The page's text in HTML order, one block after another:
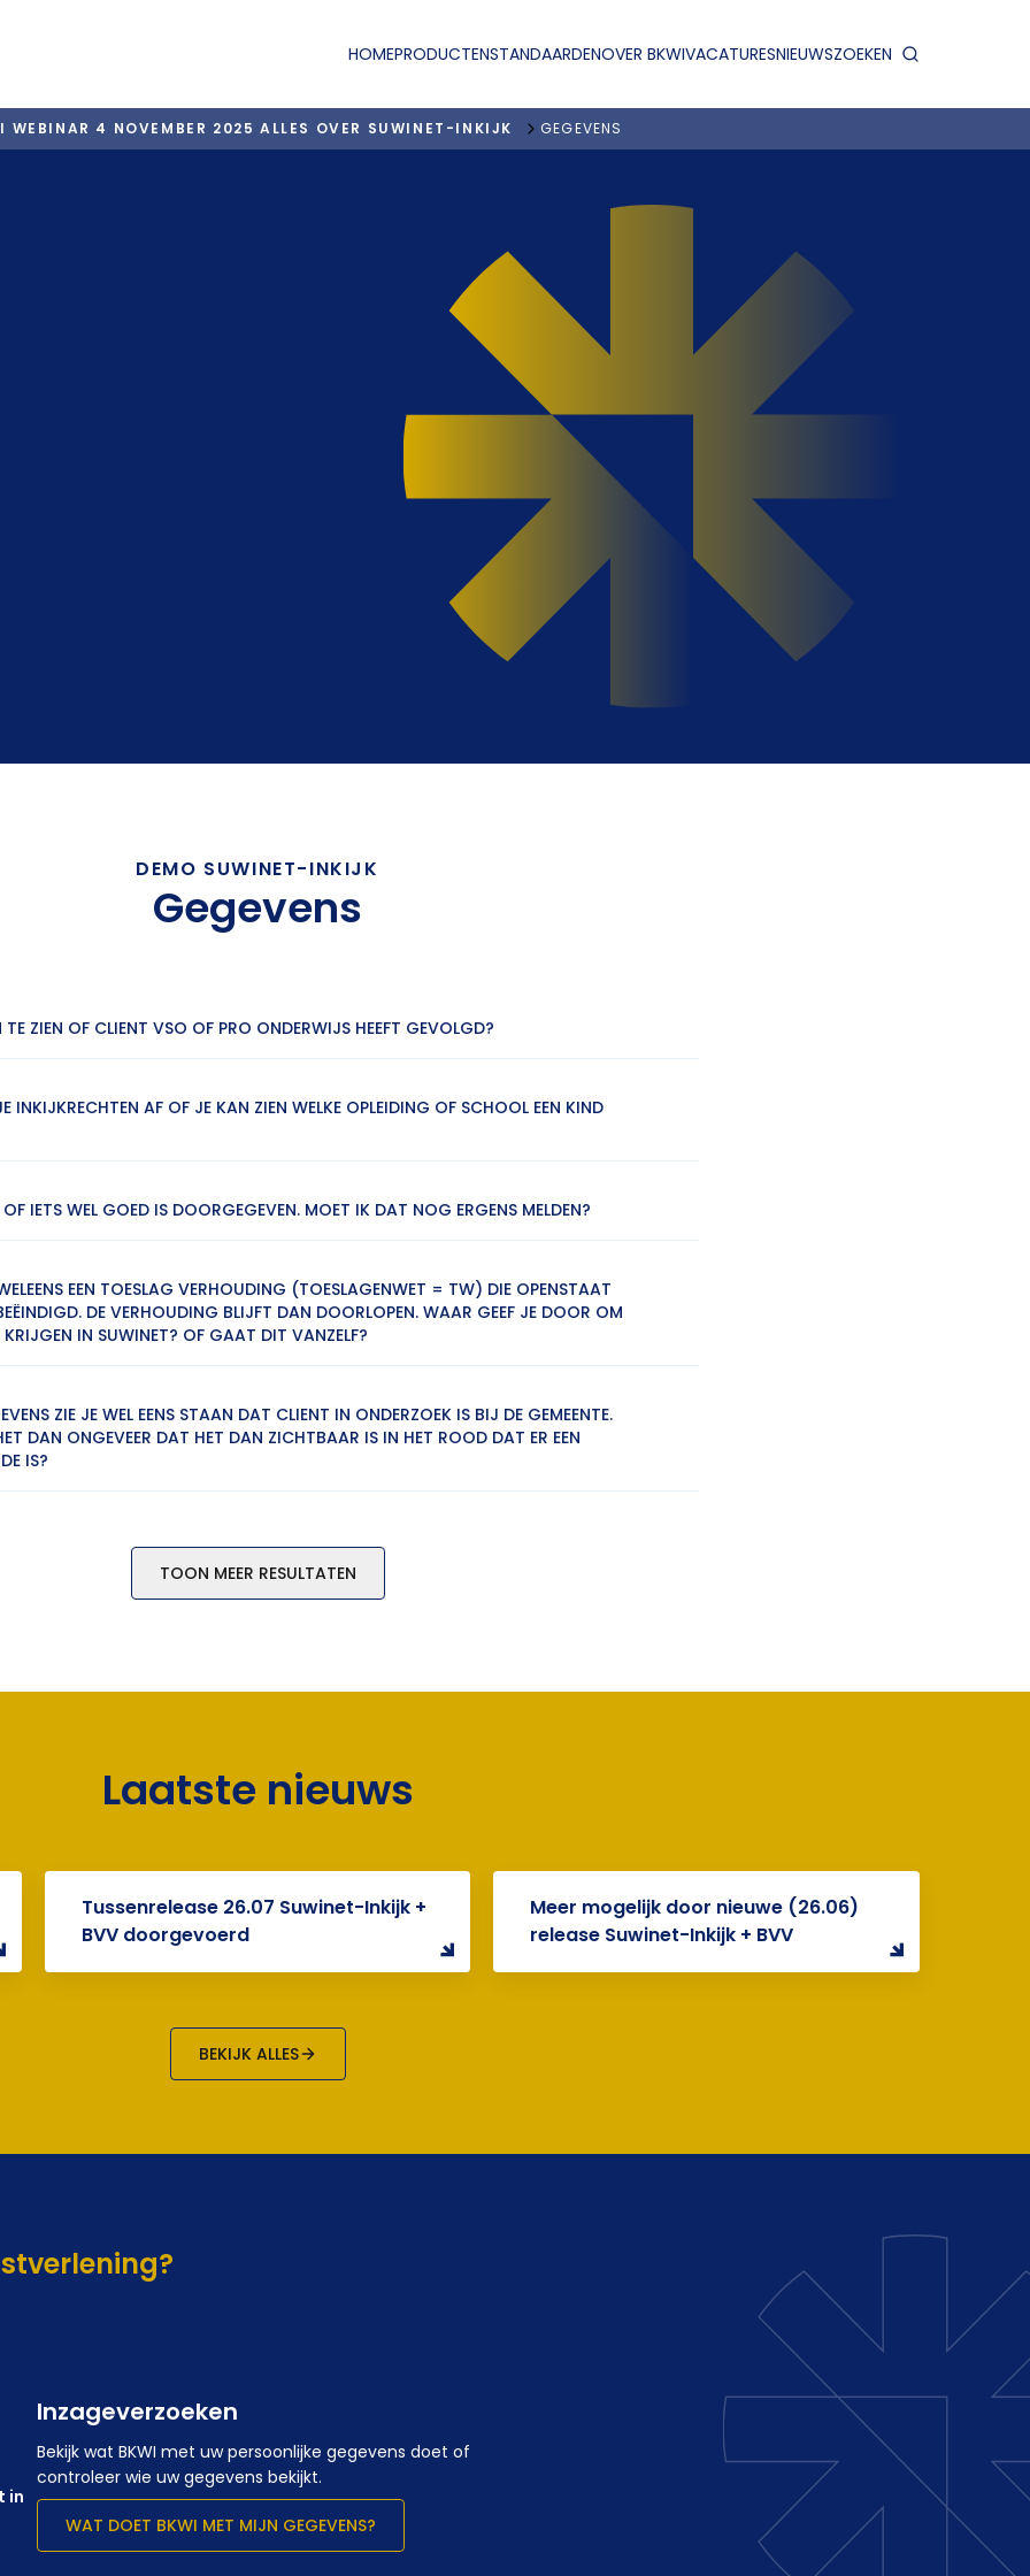
HOMEPRODUCTENSTANDAARDENOVER BKWIVACATURESNIEUWSZOEKEN
WEBINAR 4 NOVEMBER 2025 ALLES OVER SUWINET-INKIJK GEGEVENS
DEMO SUWINET-INKIJK
Gegevens
TE ZIEN OF CLIENT VSO OF PRO ONDERWIJS HEEFT GEVOLGD?
INKIJKRECHTEN AF OF JE KAN ZIEN WELKE OPLEIDING OF SCHOOL EEN KIND
IETS WEL GOED IS DOORGEGEVEN. MOET IK DAT NOG ERGENS MELDEN?
EEN TOESLAG VERHOUDING (TOESLAGENWET = TW) DIE OPENSTAAT
DE VERHOUDING BLIJFT DAN DOORLOPEN. WAAR GEEF JE DOOR OM
KRIJGEN IN SUWINET? OF GAAT DIT VANZELF?
ZIE JE WEL EENS STAAN DAT CLIENT IN ONDERZOEK IS BIJ DE GEMEENTE.
DAN ONGEVEER DAT HET DAN ZICHTBAAR IS IN HET ROOD DAT ER EEN
IS?
TOON MEER RESULTATEN
Laatste nieuws
Tussenrelease 26.07 Suwinet-Inkijk +
BVV doorgevoerd
Meer mogelijk door nieuwe (26.06)
release Suwinet-Inkijk + BVV
BEKIJK ALLES
in
Inzageverzoeken
Bekijk wat BKWI met uw persoonlijke gegevens doet of
controleer wie uw gegevens bekijkt.
WAT DOET BKWI MET MIJN GEGEVENS?